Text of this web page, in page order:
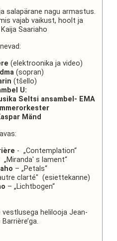
salapärane nagu armastus.
vajab vaikust, hoolt ja
Saariaho
(elektroonika ja video)
(sopran)
(tšello)
U:
Seltsi ansambel- EMA
Mänd
- „Contemplation“
„Miranda' s lament“
– „Petals“
clarté" (esiettekanne)
– „Lichtbogen“
helilooja Jean-